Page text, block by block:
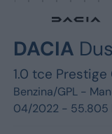
DACIA
1.0 tce
Benzina/GPL -
04/2022 - 55.805